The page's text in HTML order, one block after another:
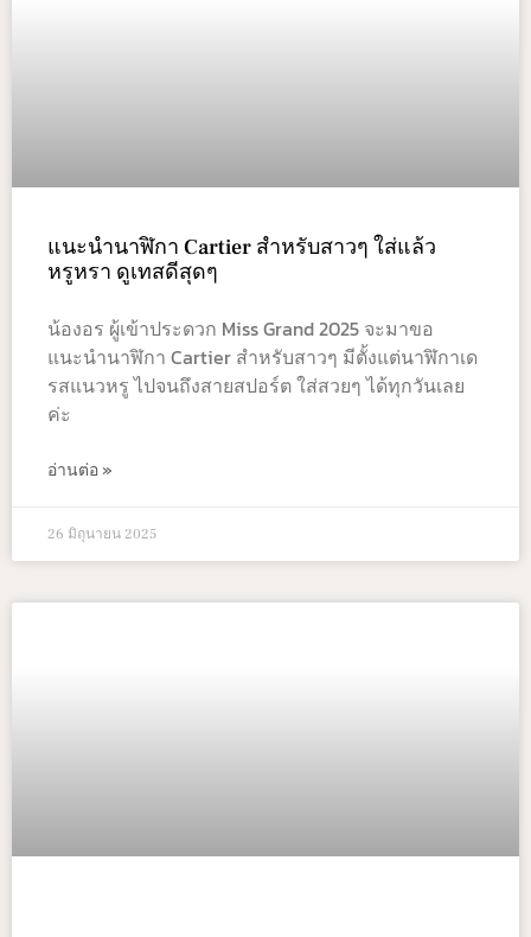
แนะนำนาฬิกา Cartier สำหรับสาวๆ ใส่แล้ว
หรูหรา ดูเทสดีสุดๆ
น้องอร ผู้เข้าประดวก Miss Grand 2025 จะมาขอ
แนะนำนาฬิกา Cartier สำหรับสาวๆ มีตั้งแต่นาฬิกาเด
รสแนวหรู ไปจนถึงสายสปอร์ต ใส่สวยๆ ได้ทุกวันเลย
ค่ะ
อ่านต่อ »
26 มิถุนายน 2025